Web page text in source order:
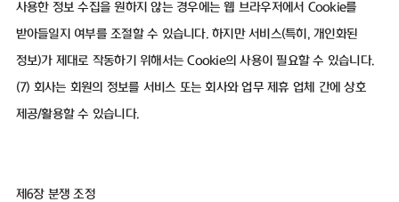
사용한 정보 수집을 원하지 않는 경우에는 웹 브라우저에서 Cookie를
받아들일지 여부를 조절할 수 있습니다. 하지만 서비스(특히, 개인화된
정보)가 제대로 작동하기 위해서는 Cookie의 사용이 필요할 수 있습니다.
(7) 회사는 회원의 정보를 서비스 또는 회사와 업무 제휴 업체 간에 상호
제공/활용할 수 있습니다.
제6장 분쟁 조정